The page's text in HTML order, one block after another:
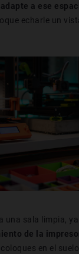
a ese
echarle un
una sala limpia,
de la
en el